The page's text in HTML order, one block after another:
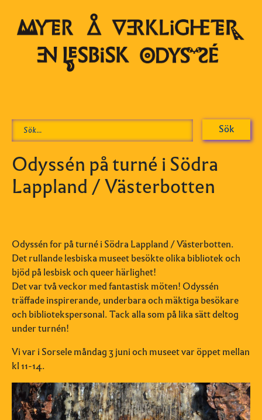
Odyssén på turné i Södra
Lappland / Västerbotten
Odyssén for på turné i Södra Lappland / Västerbotten.
Det rullande lesbiska museet besökte olika bibliotek och
bjöd på lesbisk och queer härlighet!
Det var två veckor med fantastisk möten! Odyssén
träffade inspirerande, underbara och mäktiga besökare
och bibliotekspersonal. Tack alla som på lika sätt deltog
under turnén!
Vi var i Sorsele måndag 3 juni och museet var öppet mellan
kl 11-14.